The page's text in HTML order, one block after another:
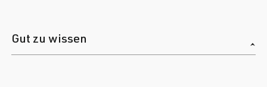
Gut zu wissen